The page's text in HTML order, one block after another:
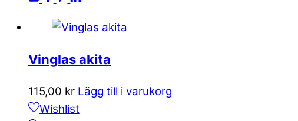
Vinglas akita
115,00 kr Lägg till i varukorg
Wishlist